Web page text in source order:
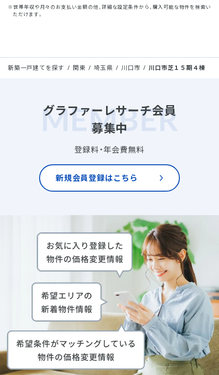
※世帯年収や月々のお支払い金額の他、詳細な設定条件から、購入可能な物件を検索い
ただけます。
新築一戸建てを探す 関東 埼玉県 川口市 川口市芝１５期４棟
グラファーレサーチ会員
募集中
登録料・年会費無料
新規会員登録はこちら